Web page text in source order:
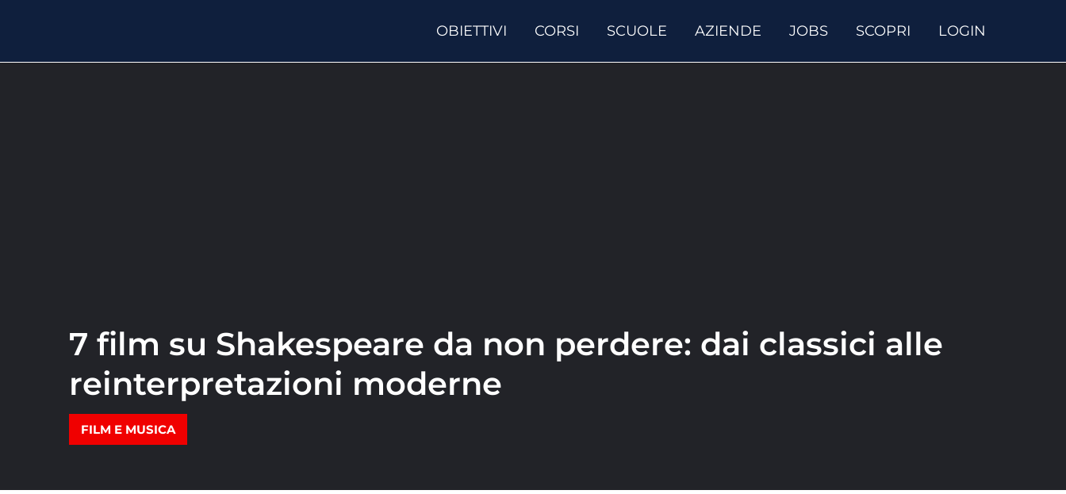
OBIETTIVI CORSI SCUOLE AZIENDE JOBS SCOPRI LOGIN
7 film su Shakespeare da non perdere: dai classici alle
reinterpretazioni moderne
FILM E MUSICA